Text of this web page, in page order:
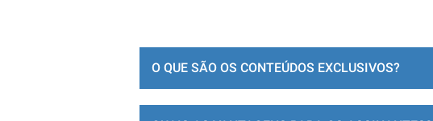
O QUE SÃO OS CONTEÚDOS EXCLUSIVOS?